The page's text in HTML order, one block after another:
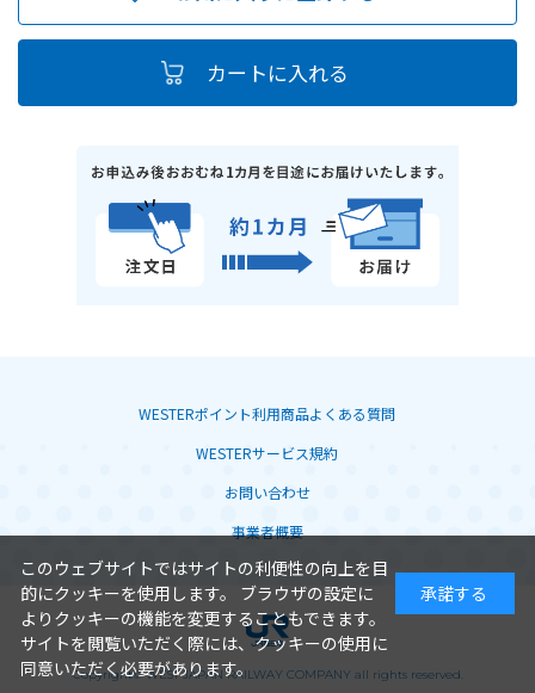
WESTERポイント利用商品よくある質問
WESTERサービス規約
お問い合わせ
事業者概要
Copyright© WEST JAPAN RAILWAY COMPANY all rights reserved.
このウェブサイトではサイトの利便性の向上を目
的にクッキーを使用します。 ブラウザの設定に
よりクッキーの機能を変更することもできます。
サイトを閲覧いただく際には、クッキーの使用に
同意いただく必要があります。
承諾する